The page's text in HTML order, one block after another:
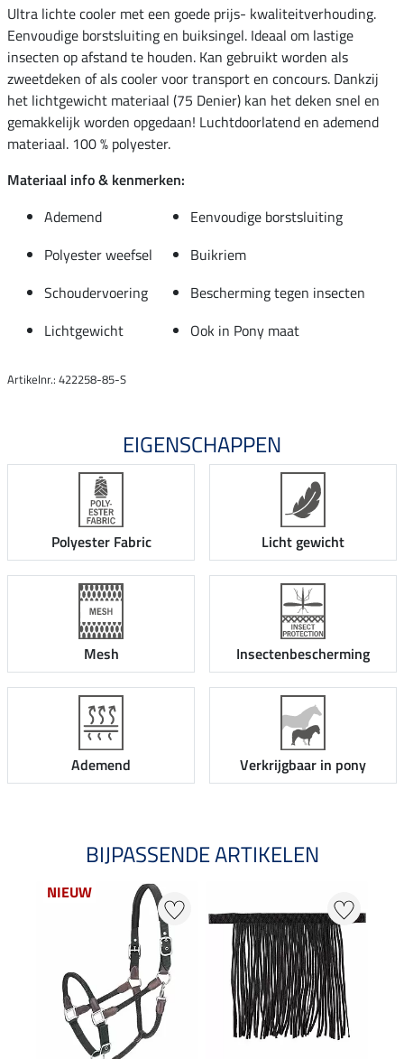
Ultra lichte cooler met een goede prijs- kwaliteitverhouding.
Eenvoudige borstsluiting en buiksingel. Ideaal om lastige
insecten op afstand te houden. Kan gebruikt worden als
zweetdeken of als cooler voor transport en concours. Dankzij
het lichtgewicht materiaal (75 Denier) kan het deken snel en
gemakkelijk worden opgedaan! Luchtdoorlatend en ademend
materiaal. 100 % polyester.
Materiaal info & kenmerken:
Ademend
Eenvoudige borstsluiting
Polyester weefsel
Buikriem
Schoudervoering
Bescherming tegen insecten
Lichtgewicht
Ook in Pony maat
Artikelnr.: 422258-85-S
EIGENSCHAPPEN
Polyester Fabric Licht gewicht
Mesh Insectenbescherming
Ademend Verkrijgbaar in pony
BIJPASSENDE ARTIKELEN
NIEUW